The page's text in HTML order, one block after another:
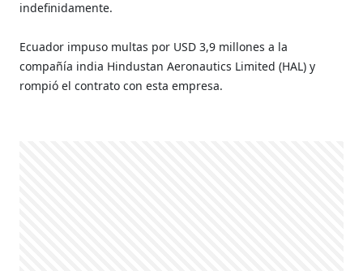
indefinidamente.
Ecuador impuso multas por USD 3,9 millones a la
compañía india Hindustan Aeronautics Limited (HAL) y
rompió el contrato con esta empresa.